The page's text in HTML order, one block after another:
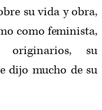
su vida y obra,
como feminista,
su
dijo mucho de su